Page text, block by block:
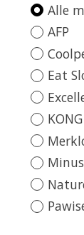
Alle
AFP
Eat
KONG